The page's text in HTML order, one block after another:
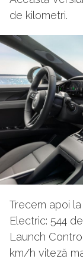
de kilometri.
Trecem apoi
Electric: 544 de
Launch
km/h viteză